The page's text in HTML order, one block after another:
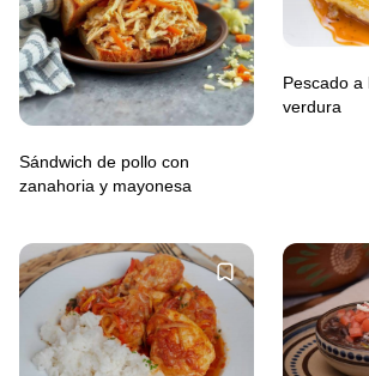
Sándwich de pollo con
zanahoria y mayonesa
Pescado a
verdura